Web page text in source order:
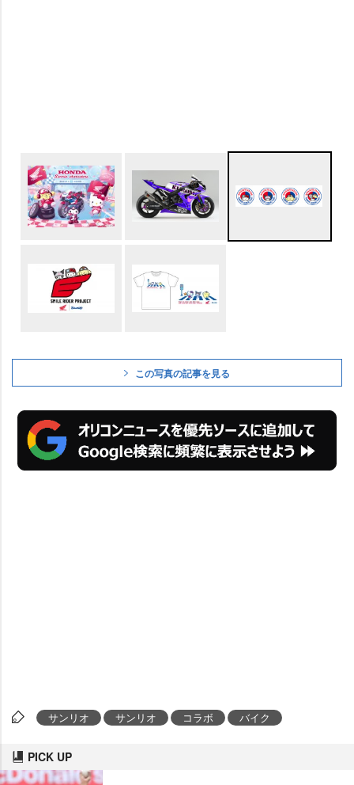
この写真の記事を見る
サンリオ サンリオ コラボ バイク
PICK UP